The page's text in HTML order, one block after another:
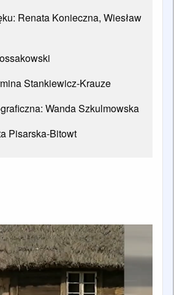
Renata Konieczna, Wiesław
Stankiewicz-Krauze
Wanda Szkulmowska
Pisarska-Bitowt